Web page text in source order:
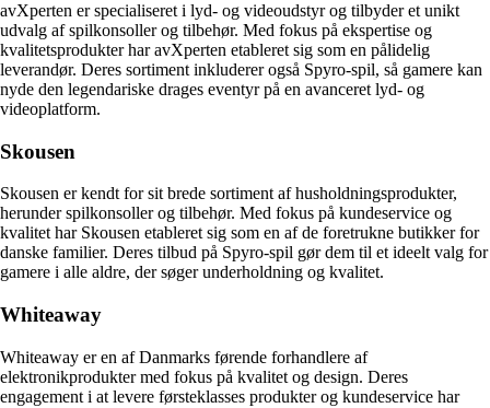
avXperten er specialiseret i lyd- og videoudstyr og tilbyder et unikt
udvalg af spilkonsoller og tilbehør. Med fokus på ekspertise og
kvalitetsprodukter har avXperten etableret sig som en pålidelig
leverandør. Deres sortiment inkluderer også Spyro-spil, så gamere kan
nyde den legendariske drages eventyr på en avanceret lyd- og
videoplatform.
Skousen
Skousen er kendt for sit brede sortiment af husholdningsprodukter,
herunder spilkonsoller og tilbehør. Med fokus på kundeservice og
kvalitet har Skousen etableret sig som en af ​​de foretrukne butikker for
danske familier. Deres tilbud på Spyro-spil gør dem til et ideelt valg for
gamere i alle aldre, der søger underholdning og kvalitet.
Whiteaway
Whiteaway er en af ​​Danmarks førende forhandlere af
elektronikprodukter med fokus på kvalitet og design. Deres
engagement i at levere førsteklasses produkter og kundeservice har